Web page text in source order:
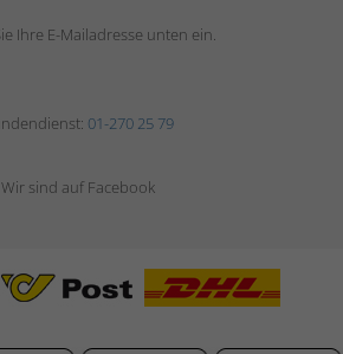
Ihre E-Mailadresse unten ein.
01-270 25 79
Wir sind auf Facebook